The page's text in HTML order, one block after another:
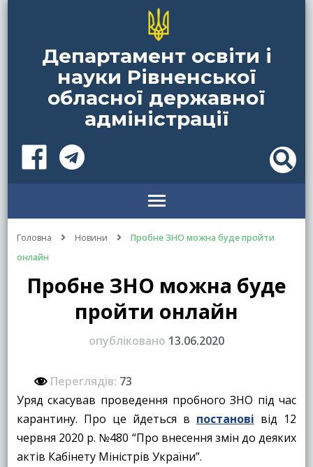
Департамент освіти і
науки Рівненської
обласної державної
адміністрації
Головна Новини
Пробне ЗНО можна буде пройти
онлайн
Пробне ЗНО можна буде
пройти онлайн
опубліковано 13.06.2020
Переглядів: 73
Уряд скасував проведення пробного ЗНО під час
карантину. Про це йдеться в постанові від 12
червня 2020 р. №480 “Про внесення змін до деяких
актів Кабінету Міністрів України”.